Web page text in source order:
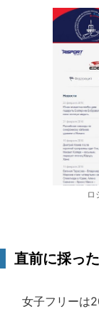
ロ
直前に採っ
女子フリーは